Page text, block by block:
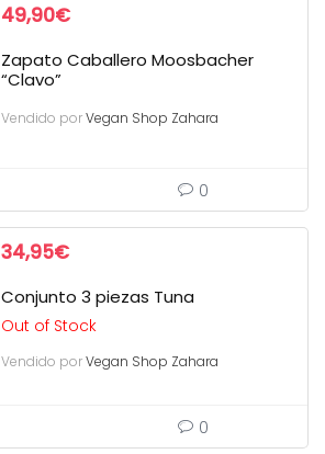
49,90€
Zapato Caballero Moosbacher
“Clavo”
Vendido porVegan Shop Zahara
0
34,95€
Conjunto 3 piezas Tuna
Out of Stock
Vendido porVegan Shop Zahara
0